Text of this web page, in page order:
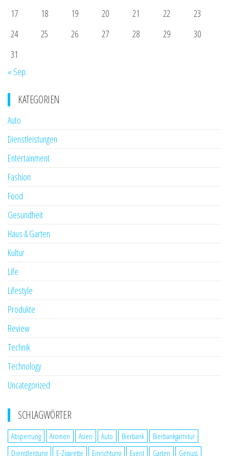
17
18 19 20 21 22
23
24
25 26 27 28 29
30
31
« Sep.
KATEGORIEN
Auto
Dienstleistungen
Entertainment
Fashion
Food
Gesundheit
Haus & Garten
Kultur
Life
Lifestyle
Produkte
Review
Technik
Technology
Uncategorized
SCHLAGWÖRTER
Absperrung Aromen Asien Auto Bierbank
Bierbankgarnitur
Dienstleistung
E-Zigarette Einrichtung Event Garten Genuss